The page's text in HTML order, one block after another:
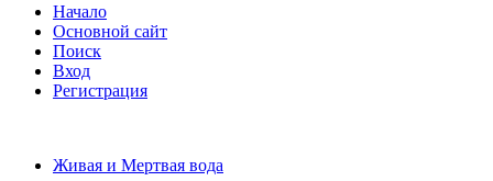
Начало
Основной сайт
Поиск
Вход
Регистрация
Живая и Мертвая вода